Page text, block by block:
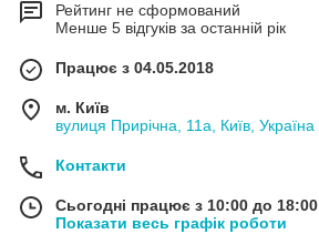
Рейтинг не сформований
Менше 5 відгуків за останній рік
Працює з 04.05.2018
м. Київ
вулиця Прирічна, 11а, Київ, Україна
Контакти
Сьогодні працює з 10:00 до 18:00
Показати весь графік роботи